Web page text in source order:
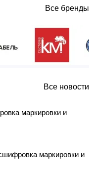
Все бренды
Все новости
маркировки и
маркировки и